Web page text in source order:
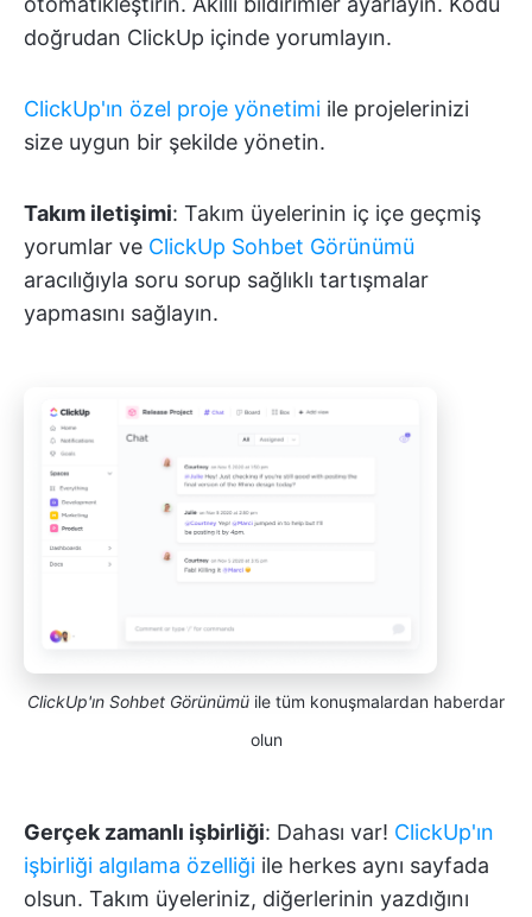
doğrudan ClickUp içinde yorumlayın.
ClickUp'ın özel proje yönetimi ile projelerinizi
size uygun bir şekilde yönetin.
Takım iletişimi: Takım üyelerinin iç içe geçmiş
yorumlar ve ClickUp Sohbet Görünümü
aracılığıyla soru sorup sağlıklı tartışmalar
yapmasını sağlayın.
ClickUp'ın Sohbet Görünümü ile tüm konuşmalardan haberdar
olun
Gerçek zamanlı işbirliği: Dahası var! ClickUp'ın
işbirliği algılama özelliği ile herkes aynı sayfada
olsun. Takım üyeleriniz, diğerlerinin yazdığını